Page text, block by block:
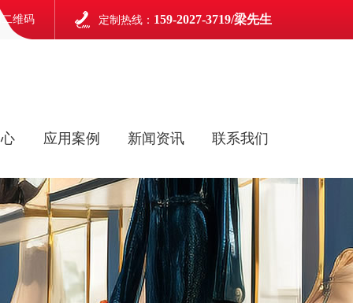
维码 定制热线： 159-2027-3719/梁先生
应用案例 新闻资讯 联系我们